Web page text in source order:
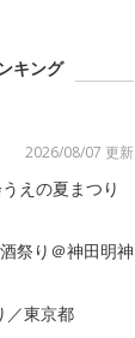
キング
2026/08/07 更新
えの夏まつり
祭り＠神田明神
／東京都